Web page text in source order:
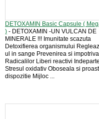
DETOXAMIN Basic Capsule (
) - DETOXAMIN -UN VULCAN DE
MINERALE !!! Imunitate scazuta
Detoxifierea organismului
ul in sange Prevenirea si impotriva
Radicalilor Liberi reactivi
Stresul oxidativ Oboseala si
dispozitie Mijloc ...